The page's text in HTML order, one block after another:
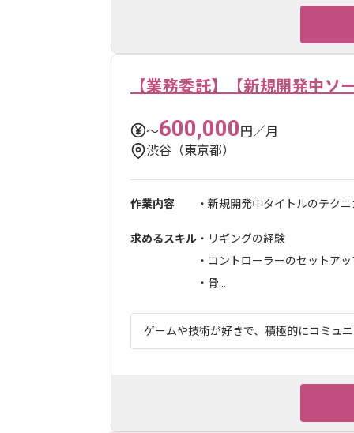
【業務委託】【新規開発中ソ
〜600,000円／月
渋谷（東京都）
作業内容 ・新規開発中タイトルのテク
求めるスキル ・リギングの経験
・コントローラーのセットア
・骨...
ゲームや技術が好きで、積極的にコミュ